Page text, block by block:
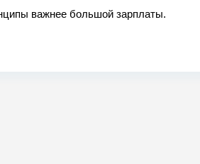
важнее большой зарплаты.